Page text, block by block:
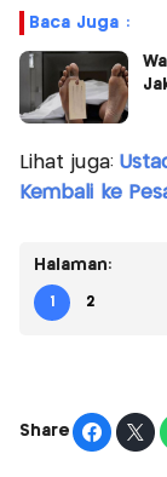
Baca Juga :
Lihat juga:
Kembali ke
Halaman:
1 2
Share